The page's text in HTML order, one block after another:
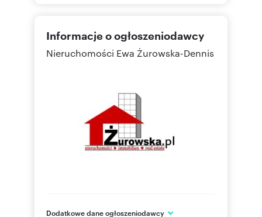
Informacje o ogłoszeniodawcy
Nieruchomości Ewa Żurowska-Dennis
Dodatkowe dane ogłoszeniodawcy